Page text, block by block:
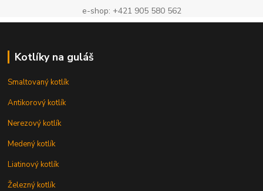
e-shop: +421 905 580 562
Kotlíky na guláš
Smaltovaný kotlík
Antikorový kotlík
Nerezový kotlík
Medený kotlík
Liatinový kotlík
Železný kotlík